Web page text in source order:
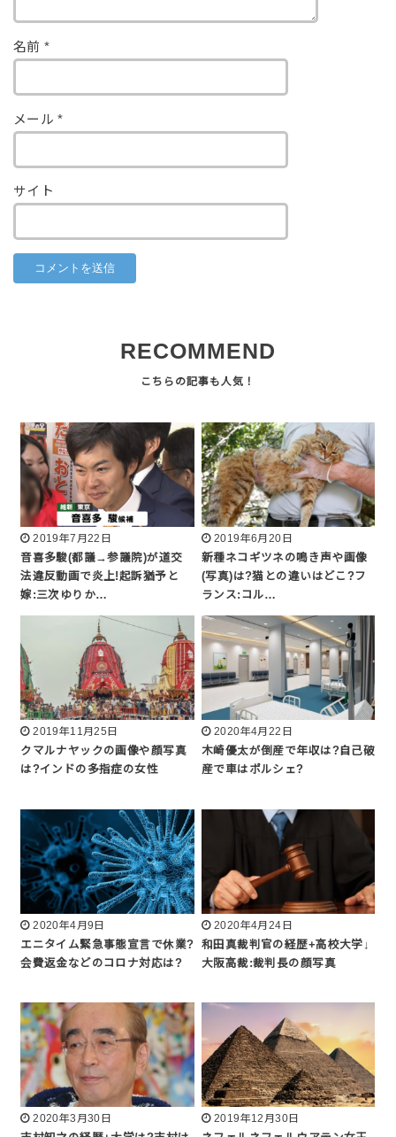
名前 *
メール*
サイト
RECOMMEND
2019年7月22日
音喜多駿(都議→参議院)が道交
法違反動画で炎上!起訴猶予と
嫁:三次ゆりか…
2019年6月20日
新種ネコギツネの鳴き声や画像
(写真)は?猫との違いはどこ?フ
ランス:コル…
2019年11月25日
クマルナヤックの画像や顔写真
は?インドの多指症の女性
2020年4月22日
木崎優太が倒産で年収は?自己破
産で車はポルシェ?
2020年4月9日
エニタイム緊急事態宣言で休業?
会費返金などのコロナ対応は?
2020年4月24日
和田真裁判官の経歴+高校大学↓
大阪高裁:裁判長の顔写真
2020年3月30日
2019年12月30日